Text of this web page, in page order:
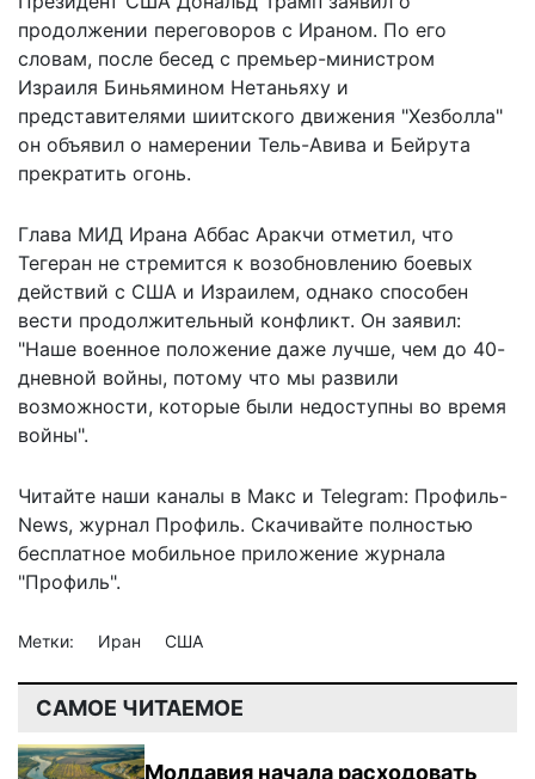
продолжении переговоров с Ираном. По его
словам, после бесед с премьер-министром
Израиля Биньямином Нетаньяху и
представителями шиитского движения "Хезболла"
он объявил о намерении Тель-Авива и Бейрута
прекратить огонь.
Глава МИД Ирана Аббас Аракчи отметил, что
Тегеран не стремится к возобновлению боевых
действий с США и Израилем, однако способен
вести продолжительный конфликт. Он заявил:
"Наше военное положение даже лучше, чем до 40-
дневной войны, потому что мы развили
возможности, которые были недоступны во время
войны".
Читайте наши каналы в Макс и Telegram: Профиль-
News, журнал Профиль. Скачивайте полностью
бесплатное мобильное приложение журнала
"Профиль".
Метки: Иран США
САМОЕ ЧИТАЕМОЕ
Молдавия начала расходовать